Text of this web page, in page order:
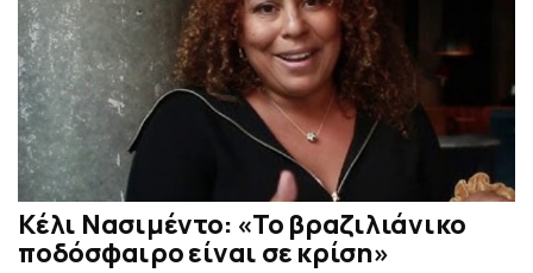
Κέλι Νασιμέντο: «Το βραζιλιάνικο
ποδόσφαιρο είναι σε κρίση»